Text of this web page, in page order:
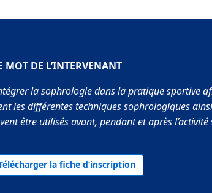
MOT DE L’INTERVENANT
la sophrologie dans la pratique sportive
les différentes techniques sophrologiques ainsi
être utilisés avant, pendant et après l’activité
la fiche d’inscription